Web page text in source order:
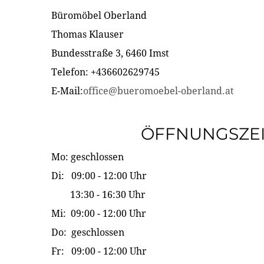
Büromöbel Oberland
Thomas Klauser
Bundesstraße 3, 6460 Imst
Telefon: +436602629745
E-Mail:office@bueromoebel-oberland.at
Mo: geschlossen
Di: 09:00 - 12:00 Uhr
13:30 - 16:30 Uhr
Mi: 09:00 - 12:00 Uhr
Do: geschlossen
Fr: 09:00 - 12:00 Uhr